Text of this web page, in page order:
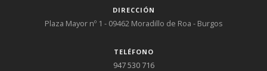
DIRECCIÓN
Plaza Mayor nº 1 - 09462 Moradillo de Roa - Burgos
TELÉFONO
947 530 716